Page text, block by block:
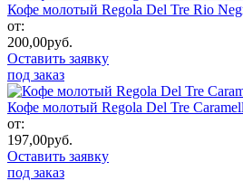
Кофе молотый Regola Del Tre Rio
от:
200,00руб.
Оставить заявку
под заказ
Кофе молотый Regola Del Tre
от:
197,00руб.
Оставить заявку
под заказ